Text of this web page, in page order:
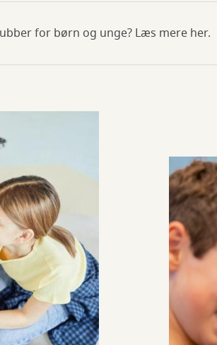
for børn og unge? Læs mere her.